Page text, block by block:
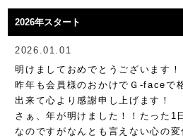
2026年スタート
2026.01.01
明けましておめでとうございます！
昨年も会員様のおかけでＧ-faceで
出来て心より感謝申し上げます！
さぁ、年が明けました！！たった1
なのですがなんとも言えない心の